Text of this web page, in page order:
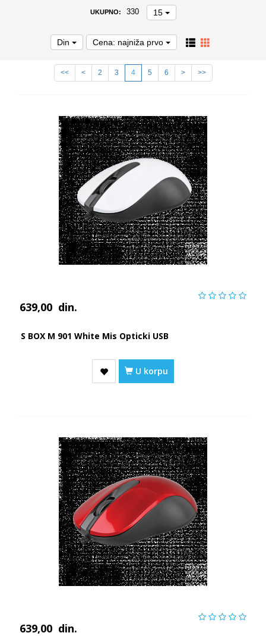
UKUPNO: 330 15
Din Cena: najniža prvo
<< < 2 3 4 5 6 > >>
639,00 din.
S BOX M 901 White Mis Opticki USB
U korpu
639,00 din.